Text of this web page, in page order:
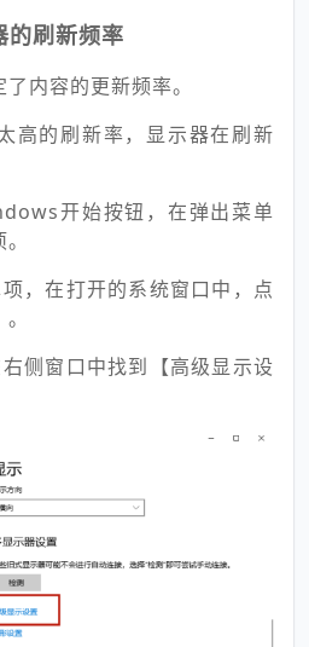
的刷新频率
内容的更新频率。
高的刷新率，显示器在刷新
开始按钮，在弹出菜单
，在打开的系统窗口中，点
侧窗口中找到【高级显示设